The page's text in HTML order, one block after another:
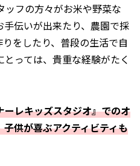
ッフの方々がお米や野菜な
伝いが出来たり、農園で採
をしたり、普段の生活で自
っては、貴重な経験がたく
レキッズスタジオ』でのオ
供が喜ぶアクティビティも